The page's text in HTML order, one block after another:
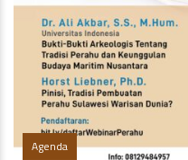
Agenda